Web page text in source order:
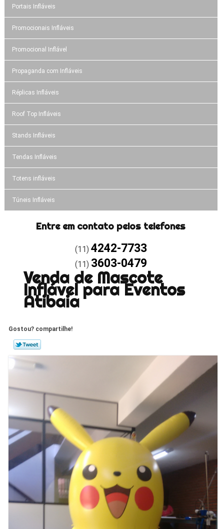
Portais Infláveis
Promocionais Infláveis
Promocional Inflável
Propaganda com Infláveis
Réplicas Infláveis
Roof Top Infláveis
Stands Infláveis
Tendas Infláveis
Totens infláveis
Túneis Infláveis
Entre em contato pelos telefones
(11) 4242-7733
(11) 3603-0479
Venda de Mascote
Inflável para Eventos
Atibaia
Gostou? compartilhe!